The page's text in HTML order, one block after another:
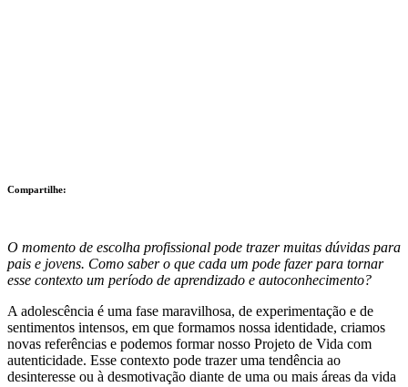
Compartilhe:
O momento de escolha profissional pode trazer muitas dúvidas para
pais e jovens. Como saber o que cada um pode fazer para tornar
esse contexto um período de aprendizado e autoconhecimento?
A adolescência é uma fase maravilhosa, de experimentação e de
sentimentos intensos, em que formamos nossa identidade, criamos
novas referências e podemos formar nosso Projeto de Vida com
autenticidade. Esse contexto pode trazer uma tendência ao
desinteresse ou à desmotivação diante de uma ou mais áreas da vida